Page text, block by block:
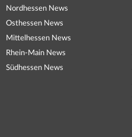
Nordhessen News
Osthessen News
Mittelhessen News
Rhein-Main News
Südhessen News